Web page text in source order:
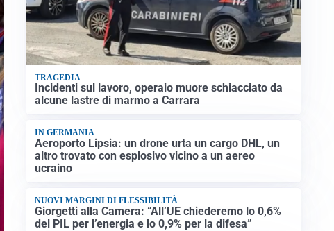
TRAGEDIA
Incidenti sul lavoro, operaio muore schiacciato da
alcune lastre di marmo a Carrara
IN GERMANIA
Aeroporto Lipsia: un drone urta un cargo DHL, un
altro trovato con esplosivo vicino a un aereo
ucraino
NUOVI MARGINI DI FLESSIBILITÀ
Giorgetti alla Camera: “All’UE chiederemo lo 0,6%
del PIL per l’energia e lo 0,9% per la difesa”